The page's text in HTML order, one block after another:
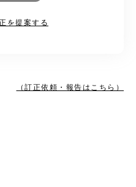
を提案する
（訂正依頼・報告はこちら）